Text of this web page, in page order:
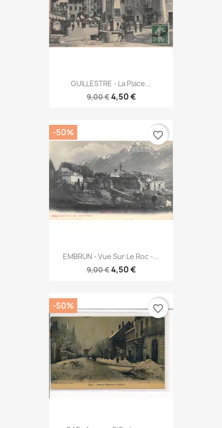
GUILLESTRE - La Place...
9,00 €4,50 €
EMBRUN - Vue Sur Le Roc -...
9,00 €4,50 €
-50% favorite_border
-50% favorite_border